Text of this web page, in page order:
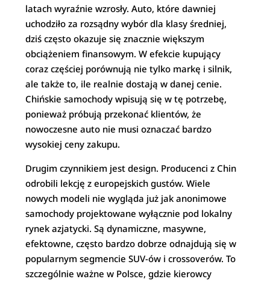
latach wyraźnie wzrosły. Auto, które dawniej
uchodziło za rozsądny wybór dla klasy średniej,
dziś często okazuje się znacznie większym
obciążeniem finansowym. W efekcie kupujący
coraz częściej porównują nie tylko markę i silnik,
ale także to, ile realnie dostają w danej cenie.
Chińskie samochody wpisują się w tę potrzebę,
ponieważ próbują przekonać klientów, że
nowoczesne auto nie musi oznaczać bardzo
wysokiej ceny zakupu.
Drugim czynnikiem jest design. Producenci z Chin
odrobili lekcję z europejskich gustów. Wiele
nowych modeli nie wygląda już jak anonimowe
samochody projektowane wyłącznie pod lokalny
rynek azjatycki. Są dynamiczne, masywne,
efektowne, często bardzo dobrze odnajdują się w
popularnym segmencie SUV-ów i crossoverów. To
szczególnie ważne w Polsce, gdzie kierowcy